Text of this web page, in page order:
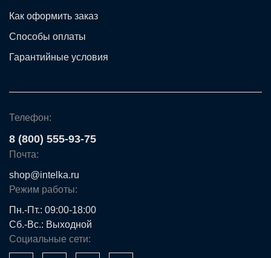
Как оформить заказ
Способы оплаты
Гарантийные условия
Телефон:
8 (800) 555-93-75
Почта:
shop@intelka.ru
Режим работы:
Пн.-Пт.: 09:00-18:00
Сб.-Вс.: Выходной
Социальные сети: